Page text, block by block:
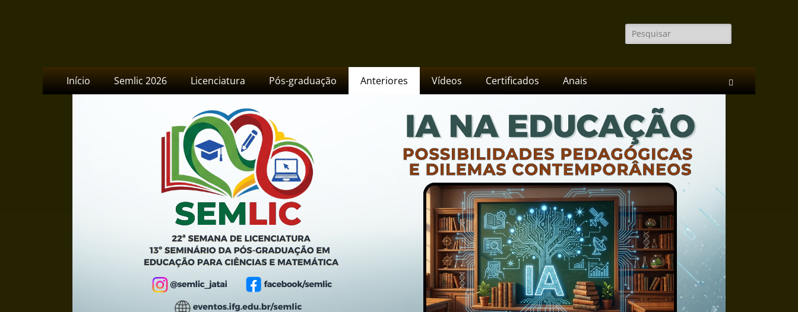
Pesquisar
por:
Menu
principal
Pular
para
Início Semlic 2026 Licenciatura Pós-graduação Anteriores Vídeos Certificados Anais